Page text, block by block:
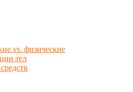
vs. физические
тел